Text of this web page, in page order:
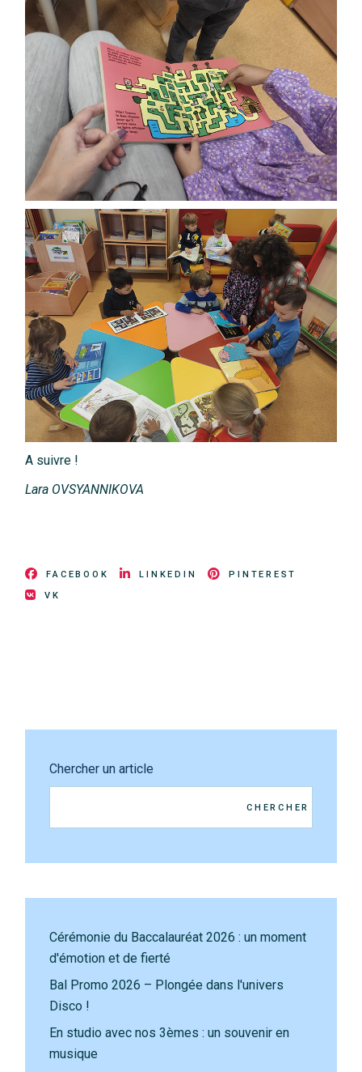
A suivre !
Lara OVSYANNIKOVA
FACEBOOK LINKEDIN
PINTEREST
VK
Chercher un article
CHERCHER
Cérémonie du Baccalauréat 2026 : un moment
d'émotion et de fierté
Bal Promo 2026 – Plongée dans l'univers
Disco !
En studio avec nos 3èmes : un souvenir en
musique